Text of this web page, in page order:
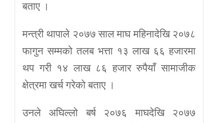
बताए ।
मन्त्री थापाले २०७७ साल माघ महिनादेखि २०७८
फागुन सम्मको तलब भत्ता १३ लाख ६६ हजारमा
थप गरी १४ लाख ८६ हजार रुपैयाँ सामाजीक
क्षेत्रमा खर्च गरेको बताए ।
उनले अघिल्लो बर्ष २०७६ माघदेखि २०७७